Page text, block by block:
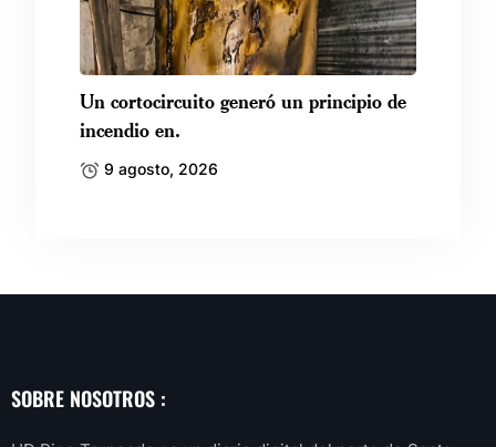
Un cortocircuito generó un principio de
incendio en.
9 agosto, 2026
SOBRE NOSOTROS :